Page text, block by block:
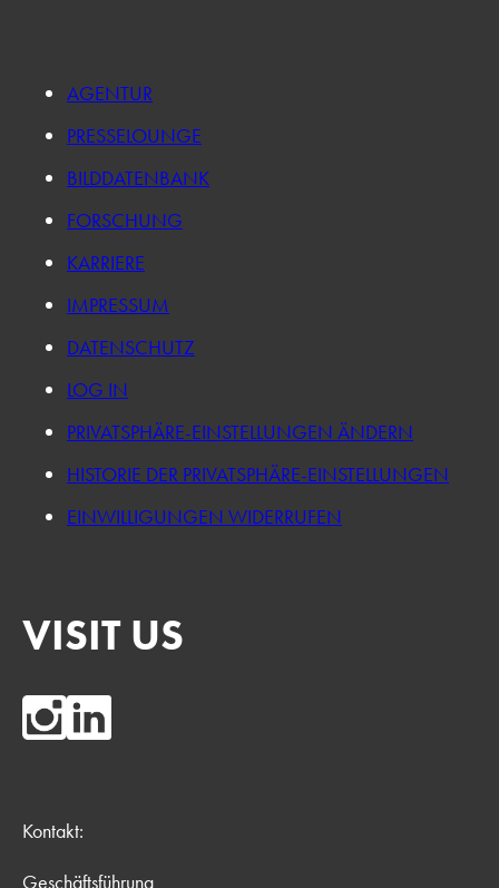
AGENTUR
PRESSELOUNGE
BILDDATENBANK
FORSCHUNG
KARRIERE
IMPRESSUM
DATENSCHUTZ
LOG IN
PRIVATSPHÄRE-EINSTELLUNGEN ÄNDERN
HISTORIE DER PRIVATSPHÄRE-EINSTELLUNGEN
EINWILLIGUNGEN WIDERRUFEN
VISIT US
Kontakt:
Geschäftsführung